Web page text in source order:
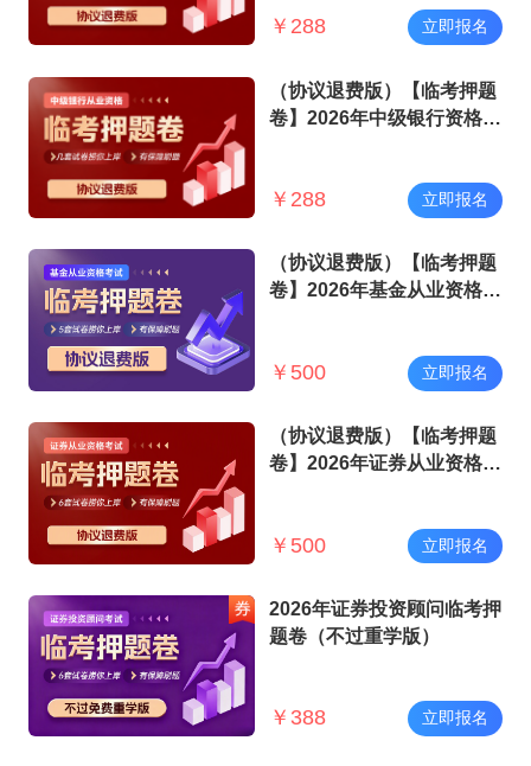
￥ 288 立即报名
（协议退费版）【临考押题
卷】2026年中级银行资格考
￥ 288 立即报名
（协议退费版）【临考押题
卷】2026年基金从业资格考
￥ 500 立即报名
（协议退费版）【临考押题
卷】2026年证券从业资格考
￥ 500 立即报名
2026年证券投资顾问临考押
题卷（不过重学版）
￥ 388 立即报名